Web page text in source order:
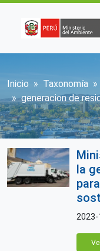
Sobrescribir
Inicio Taxonomía
generacion de
la